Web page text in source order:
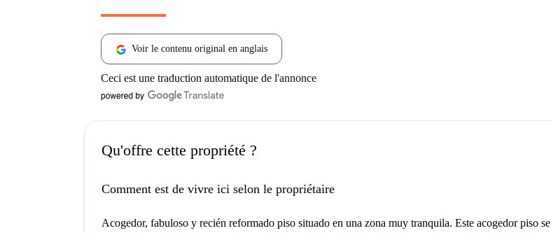
Voir le contenu original en anglais
Ceci est une traduction automatique de l'annonce
Qu'offre cette propriété ?
Comment est de vivre ici selon le propriétaire
Acogedor, fabuloso y recién reformado piso situado en una zona muy tranquila. Este acogedor piso se